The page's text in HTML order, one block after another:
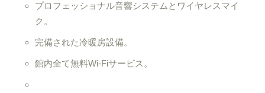
プロフェッショナル音響システムとワイヤレスマイ
ク。
完備された冷暖房設備。
館内全て無料Wi-Fiサービス。